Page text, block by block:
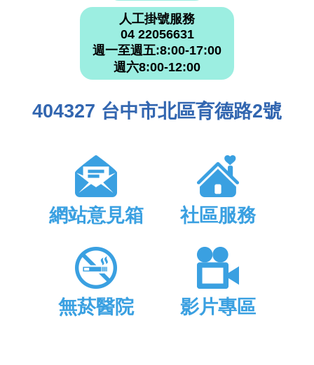
人工掛號服務
04 22056631
週一至週五:8:00-17:00
週六8:00-12:00
404327 台中市北區育德路2號
網站意見箱 社區服務
無菸醫院 影片專區